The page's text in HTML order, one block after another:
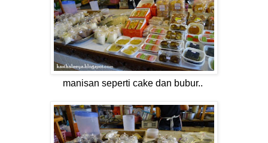
manisan seperti cake dan bubur..